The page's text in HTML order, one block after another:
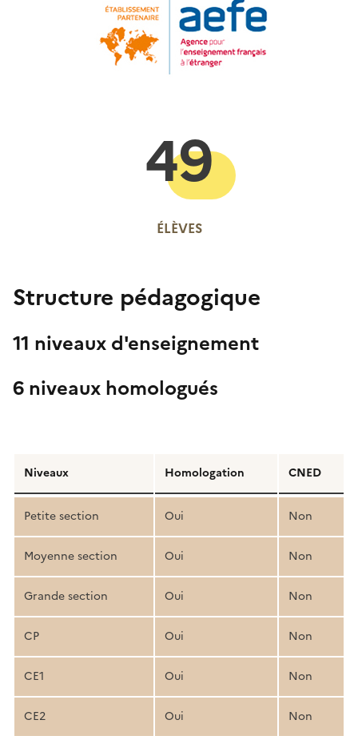
ÉLÈVES
49
Structure pédagogique
11 niveaux d'enseignement
6 niveaux homologués
de
la
structure
pédagogique
Niveaux Homologation CNED
Petite section Oui Non
Moyenne section Oui Non
Grande section Oui Non
CP Oui Non
CE1 Oui Non
CE2 Oui Non